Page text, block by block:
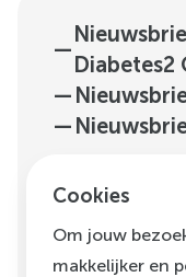
—
Diabetes2
—
—
—
—Over Ons
—Uitgelicht
Cookies
Om jouw
makkelijker en